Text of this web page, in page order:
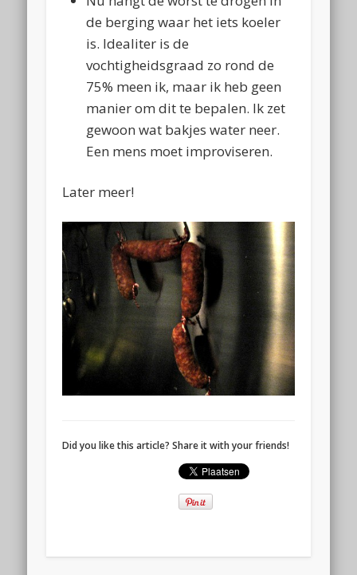
de berging waar het iets koeler
is. Idealiter is de
vochtigheidsgraad zo rond de
75% meen ik, maar ik heb geen
manier om dit te bepalen. Ik zet
gewoon wat bakjes water neer.
Een mens moet improviseren.
Later meer!
Did you like this article? Share it with your friends!